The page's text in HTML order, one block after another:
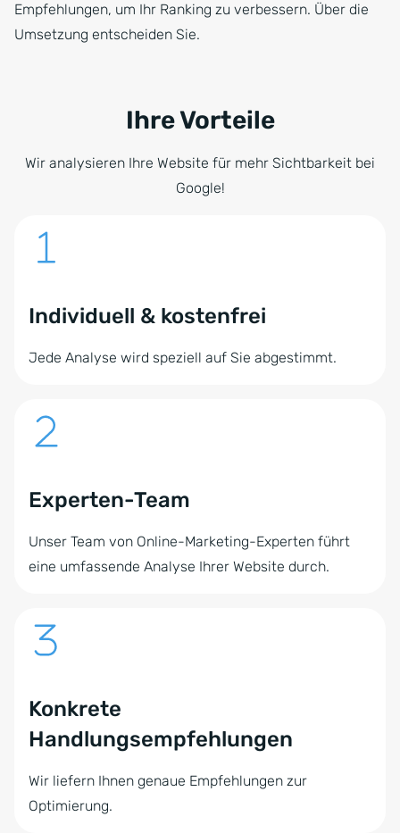
Empfehlungen, um Ihr Ranking zu verbessern. Über die
Umsetzung entscheiden Sie.
Ihre Vorteile
Wir analysieren Ihre Website für mehr Sichtbarkeit bei
Google!
Individuell & kostenfrei
Jede Analyse wird speziell auf Sie abgestimmt.
Experten-Team
Unser Team von Online-Marketing-Experten führt
eine umfassende Analyse Ihrer Website durch.
Konkrete
Handlungsempfehlungen
Wir liefern Ihnen genaue Empfehlungen zur
Optimierung.